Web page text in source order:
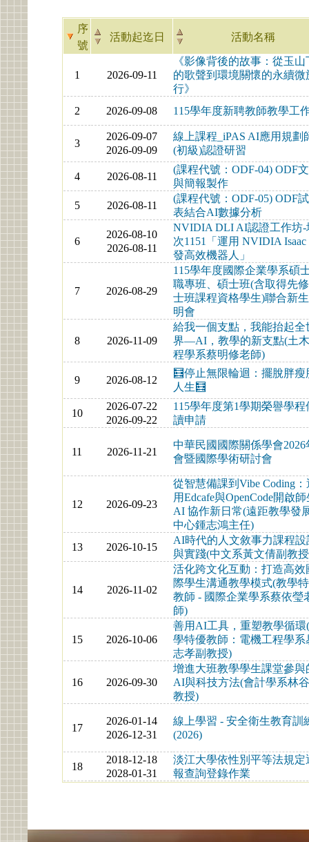
序
號
活動起迄日 活動名稱
1 2026-09-11
《影像背後的故事：從玉山
的歌聲到環境關懷的永續微
行》
2
2026-09-08 115學年度新聘教師教學工
3
2026-09-07
2026-09-09
線上課程_iPAS AI應用規劃
(初級)認證研習
4 2026-08-11
(課程代號：ODF-04) ODF
與簡報製作
5
2026-08-11
(課程代號：ODF-05) ODF
表結合AI數據分析
6
2026-08-10
2026-08-11
NVIDIA DLI AI認證工作坊-
次1151「運用 NVIDIA Isaac
發高效機器人」
7 2026-08-29
115學年度國際企業學系碩
職專班、碩士班(含取得先
士班課程資格學生)聯合新
明會
8 2026-11-09
給我一個支點，我能抬起全
界—AI，教學的新支點(土
程學系蔡明修老師)
9 2026-08-12
🧮停止無限輪迴：擺脫胖瘦
人生🧮
10
2026-07-22
2026-09-22
115學年度第1學期榮譽學程
讀申請
11 2026-11-21
中華民國國際關係學會2026
會暨國際學術研討會
12 2026-09-23
從智慧備課到Vibe Coding：
用Edcafe與OpenCode開啟師
AI 協作新日常(遠距教學發
中心鍾志鴻主任)
13
2026-10-15
AI時代的人文敘事力課程設
與實踐(中文系黃文倩副教
14 2026-11-02
活化跨文化互動：打造高效
際學生溝通教學模式(教學
教師 - 國際企業學系蔡依瑩
師)
15 2026-10-06
善用AI工具，重塑教學循環
學特優教師：電機工程學系
志孝副教授)
16 2026-09-30
增進大班教學學生課堂參與
AI與科技方法(會計學系林
教授)
17
2026-01-14
2026-12-31
線上學習 - 安全衛生教育訓
(2026)
18
2018-12-18
2028-01-31
淡江大學依性別平等法規定
報查詢登錄作業